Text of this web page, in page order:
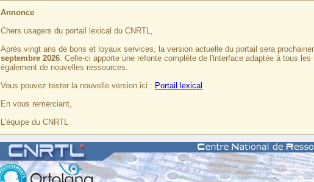
Annonce
Chers usagers du portail lexical du CNRTL,
Après vingt ans de bons et loyaux services, la version actuelle du portail sera
septembre 2026. Celle-ci apporte une refonte complète de l'interface adaptée à tous
également de nouvelles ressources.
Vous pouvez tester la nouvelle version ici : Portail lexical
En vous remerciant,
L'équipe du CNRTL